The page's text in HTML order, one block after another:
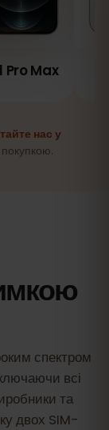
Pro Max
нас у
спектром
всі
та
двох SIM-